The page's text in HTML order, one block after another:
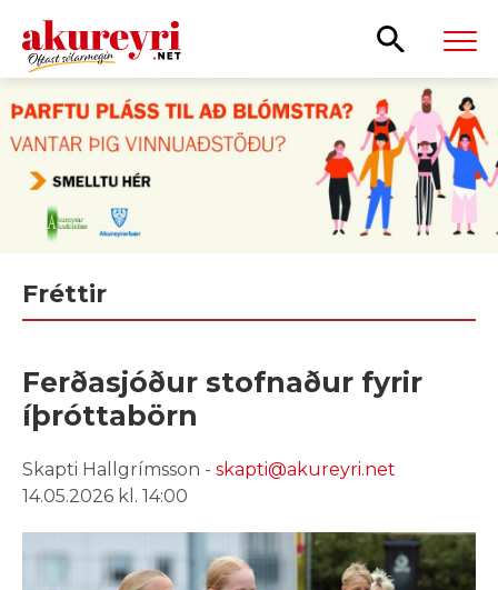
Leita
Fréttir
Ferðasjóður stofnaður fyrir
íþróttabörn
Skapti Hallgrímsson - skapti@akureyri.net
14.05.2026 kl. 14:00